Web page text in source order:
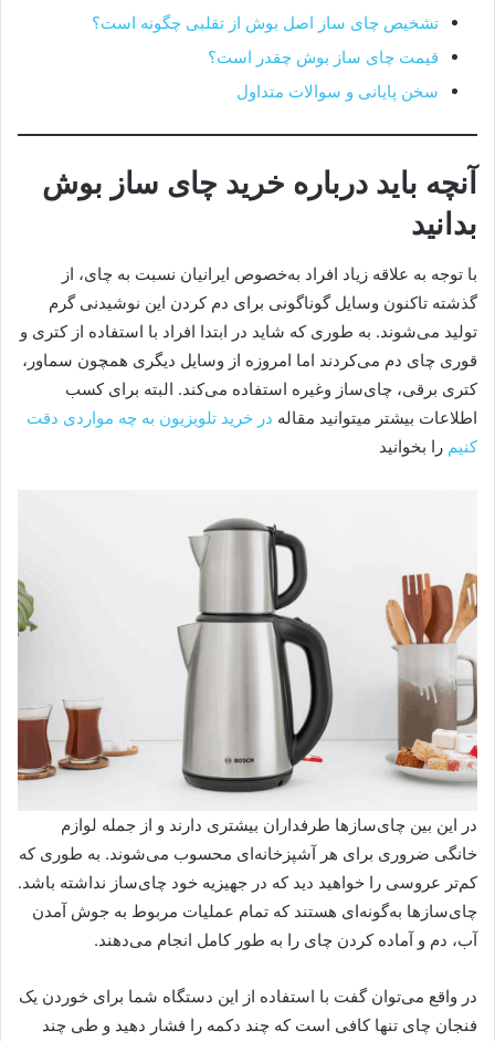
تشخیص چای ساز اصل بوش از تقلبی چگونه است؟
قیمت چای ساز بوش چقدر است؟
سخن پایانی و سوالات متداول
آنچه باید درباره خرید چای ساز بوش
بدانید
با توجه به علاقه زیاد افراد به‌خصوص ایرانیان نسبت به چای، از
گذشته تاکنون وسایل گوناگونی برای دم کردن این نوشیدنی گرم
تولید می‌شوند. به طوری که شاید در ابتدا افراد با استفاده از کتری و
قوری چای دم می‌کردند اما امروزه از وسایل دیگری همچون سماور،
کتری برقی، چای‌ساز وغیره استفاده می‌کند. البته برای کسب
اطلاعات بیشتر میتوانید مقاله در خرید تلویزیون به چه مواردی دقت
کنیم را بخوانید
در این بین چای‌سازها طرفداران بیشتری دارند و از جمله لوازم
خانگی ضروری برای هر آشپزخانه‌ای محسوب می‌شوند. به طوری که
کم‌تر عروسی را خواهید دید که در جهیزیه خود چای‌ساز نداشته باشد.
چای‌سازها به‌گونه‌ای هستند که تمام عملیات مربوط به جوش آمدن
آب، دم و آماده کردن چای را به طور کامل انجام می‌دهند.
در واقع می‌توان گفت با استفاده از این دستگاه شما برای خوردن یک
فنجان چای تنها کافی است که چند دکمه را فشار دهید و طی چند